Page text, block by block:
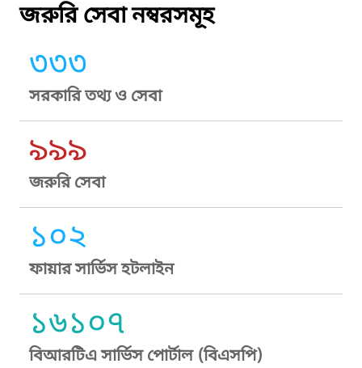
জরুরি সেবা নম্বরসমূহ
৩৩৩
সরকারি তথ্য ও সেবা
৯৯৯
জরুরি সেবা
১০২
ফায়ার সার্ভিস হটলাইন
১৬১০৭
বিআরটিএ সার্ভিস পোর্টাল (বিএসপি)